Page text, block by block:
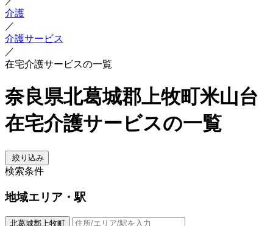
介護
／
介護サービス
／
在宅介護サービスの一覧
奈良県北葛城郡上牧町米山台
在宅介護サービスの一覧
絞り込み
検索条件
地域エリア・駅
北葛城郡上牧町